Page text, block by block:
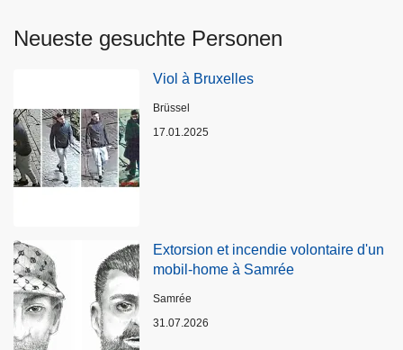
Neueste gesuchte Personen
Viol à Bruxelles
Standort
Brüssel
17.01.2025
Extorsion et incendie volontaire d'un
mobil-home à Samrée
Standort
Samrée
31.07.2026